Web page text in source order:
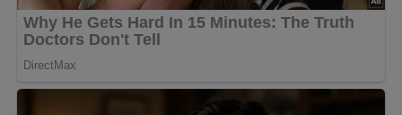
Zubereitung
zu einer recht kräftig schmeckenden Marinade verkochen